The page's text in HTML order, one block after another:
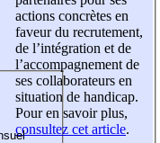
actions concrètes en
faveur du recrutement,
de l’intégration et de
l’accompagnement de
ses collaborateurs en
situation de handicap.
Pour en savoir plus,
consultez cet article.